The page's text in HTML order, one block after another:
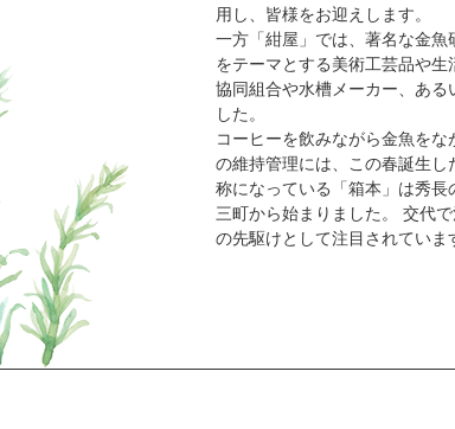
用し、皆様をお迎えします。
一方「紺屋」では、著名な金
をテーマとする美術工芸品や
協同組合や水槽メーカー、あ
した。
コーヒーを飲みながら金魚を
の維持管理には、この春誕生
称になっている「箱本」は秀
三町から始まりました。 交代
の先駆けとして注目されていま